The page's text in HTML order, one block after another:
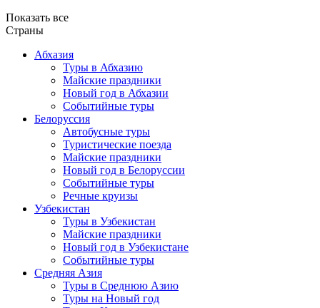
Показать все
Страны
Абхазия
Туры в Абхазию
Майские праздники
Новый год в Абхазии
Событийные туры
Белоруссия
Автобусные туры
Туристические поезда
Майские праздники
Новый год в Белоруссии
Событийные туры
Речные круизы
Узбекистан
Туры в Узбекистан
Майские праздники
Новый год в Узбекистане
Событийные туры
Средняя Азия
Туры в Среднюю Азию
Туры на Новый год